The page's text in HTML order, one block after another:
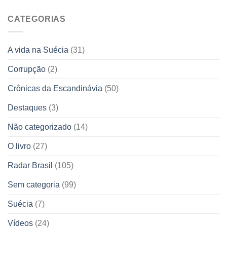
CATEGORIAS
A vida na Suécia (31)
Corrupção (2)
Crônicas da Escandinávia (50)
Destaques (3)
Não categorizado (14)
O livro (27)
Radar Brasil (105)
Sem categoria (99)
Suécia (7)
Vídeos (24)